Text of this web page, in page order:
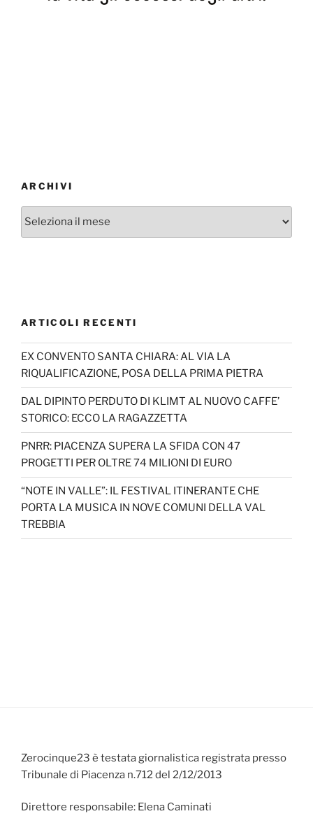
ARCHIVI
Archivi
ARTICOLI RECENTI
EX CONVENTO SANTA CHIARA: AL VIA LA
RIQUALIFICAZIONE, POSA DELLA PRIMA PIETRA
DAL DIPINTO PERDUTO DI KLIMT AL NUOVO CAFFE’
STORICO: ECCO LA RAGAZZETTA
PNRR: PIACENZA SUPERA LA SFIDA CON 47
PROGETTI PER OLTRE 74 MILIONI DI EURO
“NOTE IN VALLE”: IL FESTIVAL ITINERANTE CHE
PORTA LA MUSICA IN NOVE COMUNI DELLA VAL
TREBBIA
Zerocinque23 è testata giornalistica registrata presso
Tribunale di Piacenza n.712 del 2/12/2013
Direttore responsabile: Elena Caminati